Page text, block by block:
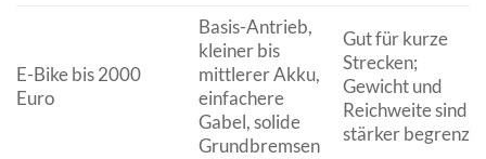
E-Bike bis 2000
Euro
Basis-Antrieb,
kleiner bis
mittlerer Akku,
einfachere
Gabel, solide
Grundbremsen
Gut für kurze
Strecken;
Gewicht und
Reichweite sind
stärker begrenzt